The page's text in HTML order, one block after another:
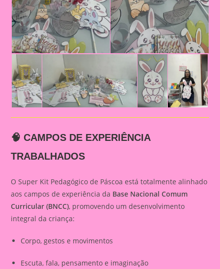
🧠 CAMPOS DE EXPERIÊNCIA
TRABALHADOS
O Super Kit Pedagógico de Páscoa está totalmente alinhado
aos campos de experiência da Base Nacional Comum
Curricular (BNCC), promovendo um desenvolvimento
integral da criança:
Corpo, gestos e movimentos
Escuta, fala, pensamento e imaginação